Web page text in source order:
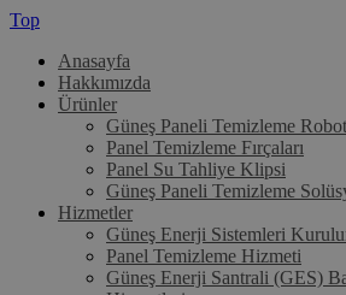
Top
Anasayfa
Hakkımızda
Ürünler
Güneş Paneli Temizleme
Panel Temizleme Fırçaları
Panel Su Tahliye Klipsi
Güneş Paneli Temizleme
Hizmetler
Güneş Enerji Sistemleri
Panel Temizleme Hizmeti
Güneş Enerji Santrali (GES)